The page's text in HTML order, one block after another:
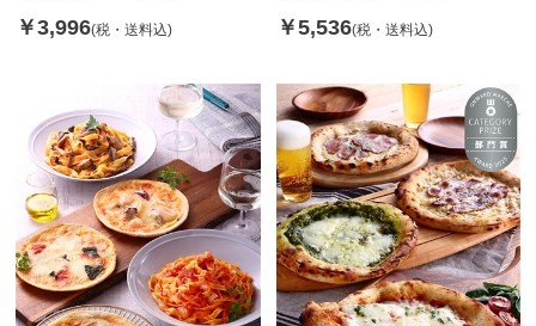
￥3,996(税・送料込) ￥5,536(税・送料込)